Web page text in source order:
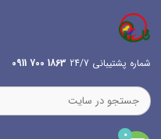
شماره پشتیبانی 24/7 1863 700 0911
0